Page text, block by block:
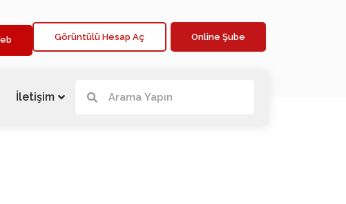
Görüntülü Hesap Aç Online Şube
İletişim